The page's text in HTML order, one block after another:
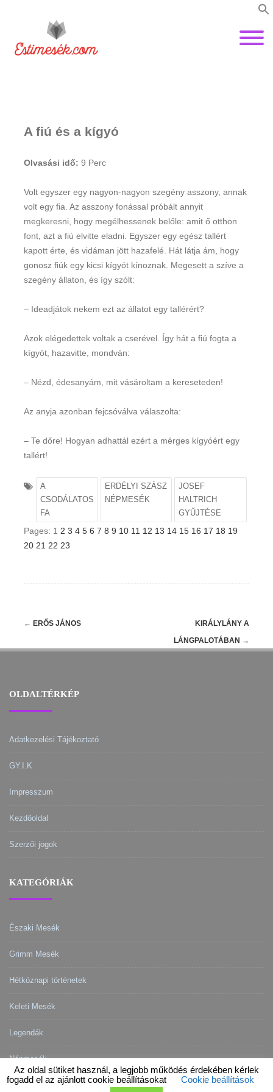
A fiú és a kígyó
Olvasási idő: 9 Perc
Volt egyszer egy nagyon-nagyon szegény asszony, annak
volt egy fia. Az asszony fonással próbált annyit
megkeresni, hogy megélhessenek belőle: amit ő otthon
font, azt a fiú elvitte eladni. Egyszer egy egész tallért
kapott érte, és vidáman jött hazafelé. Hát látja ám, hogy
gonosz fiúk egy kicsi kígyót kínoznak. Megesett a szíve a
szegény állaton, és így szólt:
– Ideadjátok nekem ezt az állatot egy tallérért?
Azok elégedettek voltak a cserével. Így hát a fiú fogta a
kígyót, hazavitte, mondván:
– Nézd, édesanyám, mit vásároltam a kereseteden!
Az anyja azonban fejcsóválva válaszolta:
– Te dőre! Hogyan adhattál ezért a mérges kígyóért egy
tallért!
A
CSODÁLATOS
FA
ERDÉLYI SZÁSZ
NÉPMESÉK
JOSEF
HALTRICH
GYŰJTÉSE
Pages: 1 2 3 4 5 6 7 8 9 10 11 12 13 14 15 16 17 18 19
20 21 22 23
Post
← ERŐS JÁNOS
KIRÁLYLÁNY A
LÁNGPALOTÁBAN →
OLDALTÉRKÉP
Adatkezelési Tájékoztató
GY.I.K
Impresszum
Kezdőoldal
Szerzői jogok
KATEGÓRIÁK
Északi Mesék
Grimm Mesék
Hétköznapi történetek
Keleti Mesék
Legendák
Népmesék
Az oldal sütiket használ, a legjobb működés érdekében kérlek
fogadd el az ajánlott cookie beállításokat
Cookie beállítások